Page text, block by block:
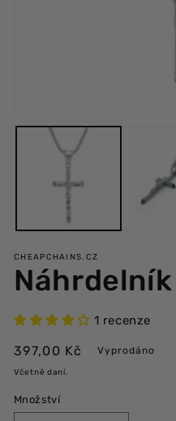
multimédia
CHEAPCHAINS.CZ
1 recenze
Běžná
cena
397,00 Kč Vyprodáno
Včetně daní.
Množství